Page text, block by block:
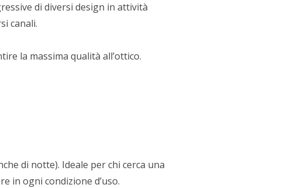
di diversi design in attività
canali.
la massima qualità all’ottico.
di notte). Ideale per chi cerca una
in ogni condizione d’uso.